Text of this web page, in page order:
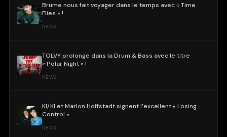
Brume nous fait voyager dans le temps avec « Time
Flies » !
NEWS
TOLVY prolonge dans la Drum & Bass avec le titre
« Polar Night » !
NEWS
KI/KI et Marlon Hoffstadt signent l’excellent « Losing
Control »
NEWS